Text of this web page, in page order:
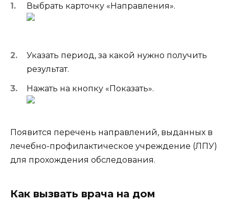
Выбрать карточку «Направления».
Указать период, за какой нужно получить
результат.
Нажать на кнопку «Показать».
Появится перечень направлений, выданных в
лечебно-профилактическое учреждение (ЛПУ)
для прохождения обследования.
Как вызвать врача на дом